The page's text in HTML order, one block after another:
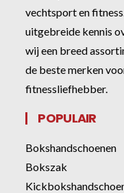
vechtsport en
uitgebreide kennis
wij een breed
de beste merken
fitnessliefhebber.
POPULAIR
Bokshandschoenen
Bokszak